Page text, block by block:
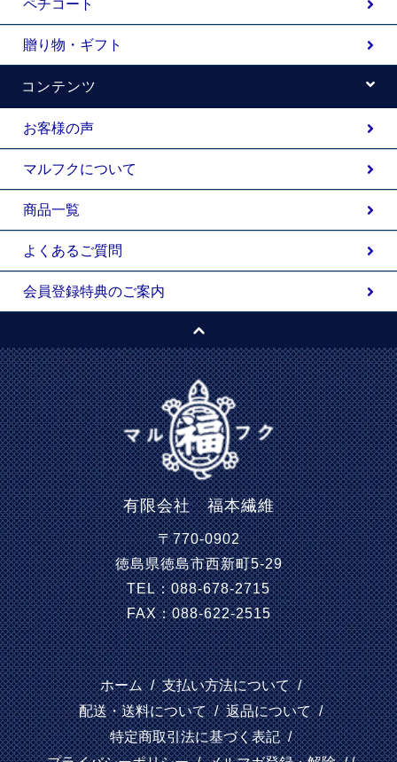
ペチコート
贈り物・ギフト
コンテンツ
お客様の声
マルフクについて
商品一覧
よくあるご質問
会員登録特典のご案内
有限会社 福本繊維
〒770-0902
徳島県徳島市西新町5-29
TEL：088-678-2715
FAX：088-622-2515
ホーム / 支払い方法について /
配送・送料について / 返品について /
特定商取引法に基づく表記 /